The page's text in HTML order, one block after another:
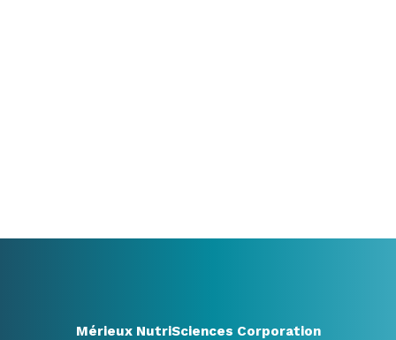
Mérieux NutriSciences Corporation